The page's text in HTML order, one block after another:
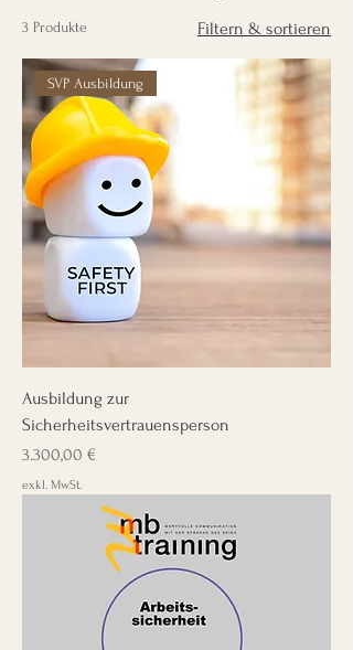
3 Produkte Filtern & sortieren
SVP Ausbildung
Ausbildung zur
Sicherheitsvertrauensperson
Preis
3.300,00 €
exkl. MwSt.